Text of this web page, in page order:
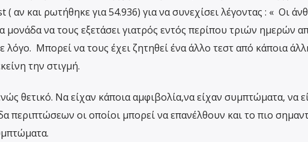
αν και ρωτήθηκε για 54.936) για να συνεχίσει λέγοντας : « Οι
μονάδα να τους εξετάσει γιατρός εντός περίπου τριών ημερών
λόγο. Μπορεί να τους έχει ζητηθεί ένα άλλο τεστ από κάποια
την στιγμή.
θετικό. Να είχαν κάποια αμφιβολία,να είχαν συμπτώματα, να
περιπτώσεων οι οποίοι μπορεί να επανέλθουν και το πιο